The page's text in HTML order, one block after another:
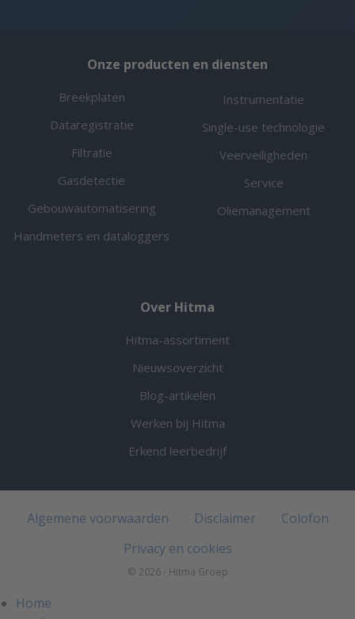
Onze producten en diensten
Breekplaten
Dataregistratie
Filtratie
Gasdetectie
Gebouwautomatisering
Handmeters en dataloggers
Instrumentatie
Single-use technologie
Veerveiligheden
Service
Oliemanagement
Over Hitma
Hitma-assortiment
Nieuwsoverzicht
Blog-artikelen
Werken bij Hitma
Erkend leerbedrijf
Algemene voorwaarden Disclaimer
Colofon
Privacy en cookies
© 2026 - Hitma Groep
Home